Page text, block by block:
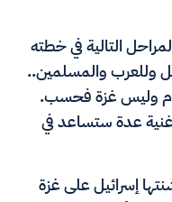
التالية في خطته
وللعرب والمسلمين..
وليس غزة فحسب.
غنية عدة ستساعد في
إسرائيل على غزة